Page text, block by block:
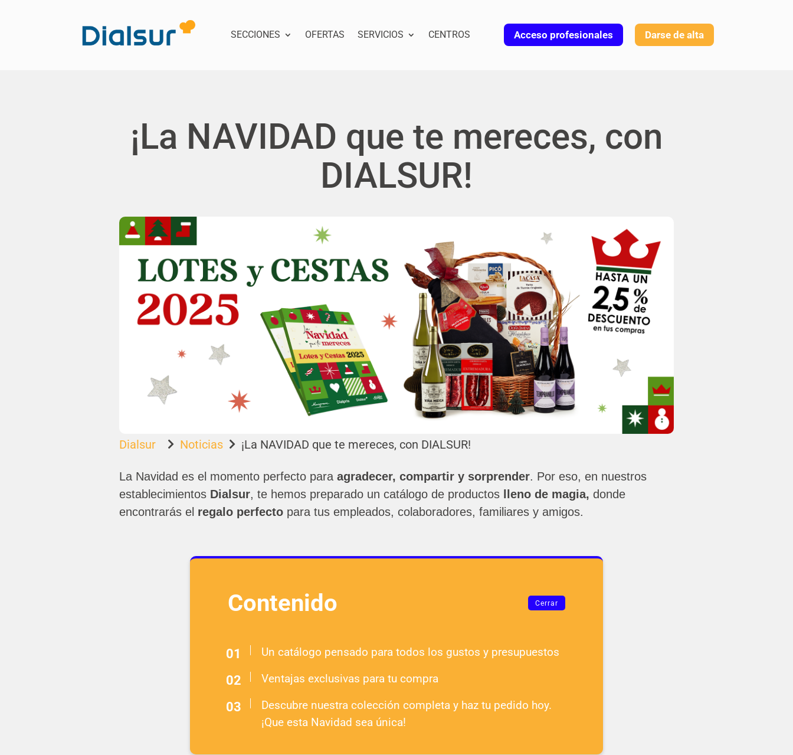
SECCIONES OFERTAS SERVICIOS CENTROS Acceso profesionales Darse de alta
¡La NAVIDAD que te mereces, con
DIALSUR!
Dialsur  Noticias  ¡La NAVIDAD que te mereces, con DIALSUR!
La Navidad es el momento perfecto para agradecer, compartir y sorprender. Por eso, en nuestros
establecimientosDialsur, te hemos preparado un catálogo de productos lleno de magia, donde
encontrarás el regalo perfectopara tus empleados, colaboradores, familiares y amigos.
Cerrar
Contenido
Un catálogo pensado para todos los gustos y presupuestos
Ventajas exclusivas para tu compra
Descubre nuestra colección completa y haz tu pedido hoy.
¡Que esta Navidad sea única!